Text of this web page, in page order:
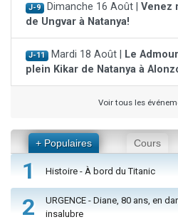
J-9 Dimanche 16 Août | Venez
de Ungvar à Natanya!
J-11 Mardi 18 Août | Le
plein Kikar de Natanya à
Voir tous les
+ Populaires Cours
1 Histoire - À bord du Titanic
2
URGENCE - Diane, 80 ans, en
insalubre